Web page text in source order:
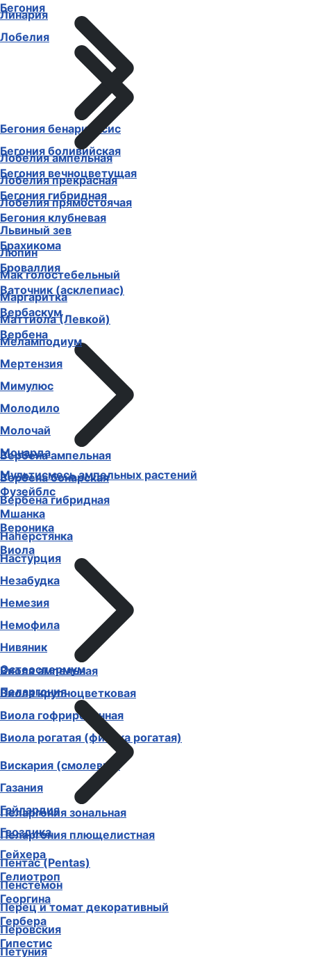
Бегония
Бегония бенариенсис
Бегония боливийская
Бегония вечноцветущая
Бегония гибридная
Бегония клубневая
Брахикома
Броваллия
Ваточник (асклепиас)
Вербаскум
Вербена
Вербена ампельная
Вербена бонарская
Вербена гибридная
Вероника
Виола
Виола ампельная
Виола крупноцветковая
Виола гофрированная
Виола рогатая (фиалка рогатая)
Вискария (смолевка)
Газания
Гайлардия
Гвоздика
Гейхера
Гелиотроп
Георгина
Гербера
Гипестис
Линария
Лобелия
Лобелия ампельная
Лобелия прекрасная
Лобелия прямостоячая
Львиный зев
Люпин
Мак голостебельный
Маргаритка
Маттиола (Левкой)
Меламподиум
Мертензия
Мимулюс
Молодило
Молочай
Монарда
Мультисмесь ампельных растений
Фузейблс
Мшанка
Наперстянка
Настурция
Незабудка
Немезия
Немофила
Нивяник
Остеоспермум
Пеларгония
Пеларгония зональная
Пеларгония плющелистная
Пентас (Pentas)
Пенстемон
Перец и томат декоративный
Перовския
Петуния